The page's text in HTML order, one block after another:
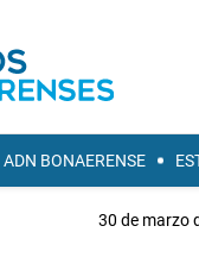
ADN BONAERENSE
30 de marzo